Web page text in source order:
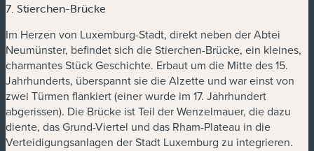
7. Stierchen-Brücke
Im Herzen von Luxemburg-Stadt, direkt neben der Abtei
Neumünster, befindet sich die Stierchen-Brücke, ein kleines,
charmantes Stück Geschichte. Erbaut um die Mitte des 15.
Jahrhunderts, überspannt sie die Alzette und war einst von
zwei Türmen flankiert (einer wurde im 17. Jahrhundert
abgerissen). Die Brücke ist Teil der Wenzelmauer, die dazu
diente, das Grund-Viertel und das Rham-Plateau in die
Verteidigungsanlagen der Stadt Luxemburg zu integrieren.